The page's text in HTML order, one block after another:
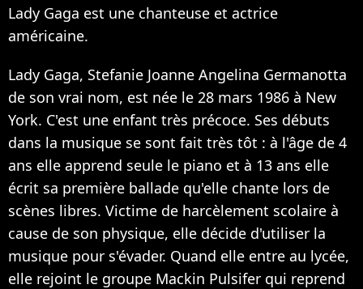
Lady Gaga est une chanteuse et actrice
américaine.
Lady Gaga, Stefanie Joanne Angelina Germanotta
de son vrai nom, est née le 28 mars 1986 à New
York. C'est une enfant très précoce. Ses débuts
dans la musique se sont fait très tôt : à l'âge de 4
ans elle apprend seule le piano et à 13 ans elle
écrit sa première ballade qu'elle chante lors de
scènes libres. Victime de harcèlement scolaire à
cause de son physique, elle décide d'utiliser la
musique pour s'évader. Quand elle entre au lycée,
elle rejoint le groupe Mackin Pulsifer qui reprend